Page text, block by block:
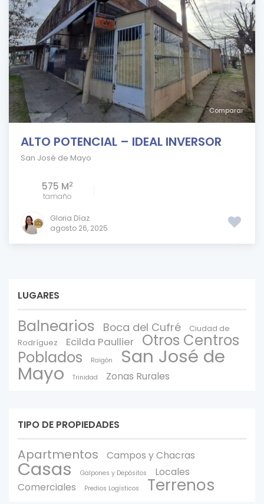
Comparar
ALTO POTENCIAL – IDEAL INVERSOR
San José de Mayo
575 M2
tamaño
Gloria Díaz
agosto 26, 2025
LUGARES
Balnearios Boca del Cufré
Ciudad de
Rodríguez
Ecilda Paullier
Otros Centros
Poblados
Raigón San José de
Mayo Trinidad Zonas Rurales
TIPO DE PROPIEDADES
Apartmentos Campos y Chacras
Casas Galpones y Depòsitos
Locales
Comerciales
Predios Logísticos Terrenos